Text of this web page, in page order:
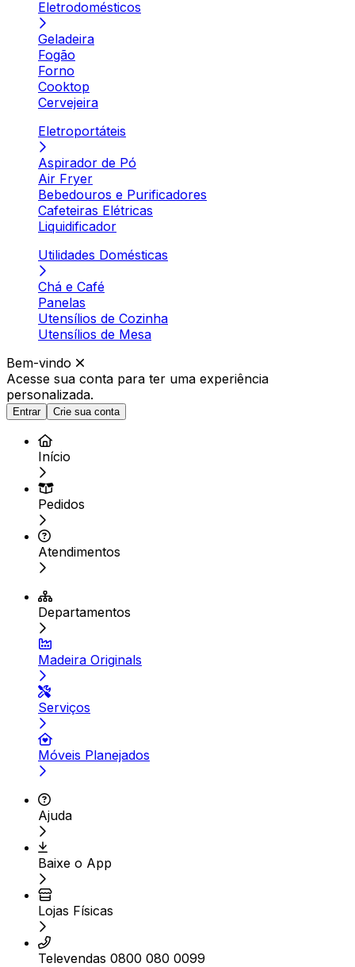
Eletrodomésticos
Geladeira
Fogão
Forno
Cooktop
Cervejeira
Eletroportáteis
Aspirador de Pó
Air Fryer
Bebedouros e Purificadores
Cafeteiras Elétricas
Liquidificador
Utilidades Domésticas
Chá e Café
Panelas
Utensílios de Cozinha
Utensílios de Mesa
Bem-vindo
Acesse sua conta para ter uma experiência
personalizada.
Entrar Crie sua conta
Início
Pedidos
Atendimentos
Departamentos
Madeira Originals
Serviços
Móveis Planejados
Ajuda
Baixe o App
Lojas Físicas
Televendas 0800 080 0099